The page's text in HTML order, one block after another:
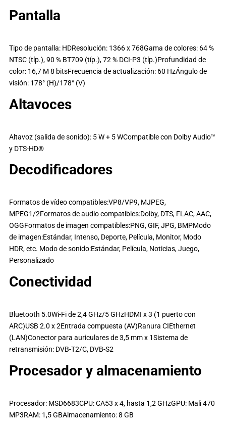
Pantalla
Tipo de pantalla: HDResolución: 1366 x 768Gama de colores: 64 %
NTSC (típ.), 90 % BT709 (típ.), 72 % DCI-P3 (típ.)Profundidad de
color: 16,7 M 8 bitsFrecuencia de actualización: 60 HzÁngulo de
visión: 178° (H)/178° (V)
Altavoces
Altavoz (salida de sonido): 5 W + 5 WCompatible con Dolby Audio™
y DTS-HD®
Decodificadores
Formatos de vídeo compatibles:VP8/VP9, MJPEG,
MPEG1/2Formatos de audio compatibles:Dolby, DTS, FLAC, AAC,
OGGFormatos de imagen compatibles:PNG, GIF, JPG, BMPModo
de imagen:Estándar, Intenso, Deporte, Película, Monitor, Modo
HDR, etc. Modo de sonido:Estándar, Película, Noticias, Juego,
Personalizado
Conectividad
Bluetooth 5.0Wi-Fi de 2,4 GHz/5 GHzHDMI x 3 (1 puerto con
ARC)USB 2.0 x 2Entrada compuesta (AV)Ranura CIEthernet
(LAN)Conector para auriculares de 3,5 mm x 1Sistema de
retransmisión: DVB-T2/C, DVB-S2
Procesador y almacenamiento
Procesador: MSD6683CPU: CA53 x 4, hasta 1,2 GHzGPU: Mali 470
MP3RAM: 1,5 GBAlmacenamiento: 8 GB